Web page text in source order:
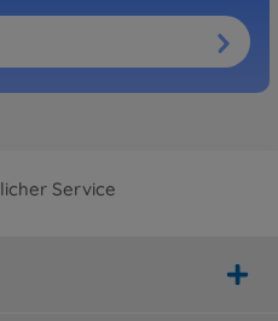
Shop
Service
ab 25€
Lieferung